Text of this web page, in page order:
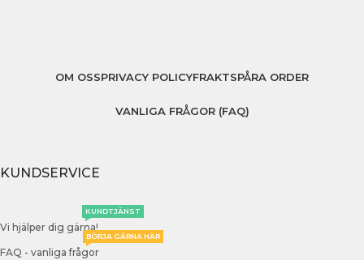
OM OSSPRIVACY POLICYFRAKTSPÅRA ORDER
VANLIGA FRÅGOR (FAQ)
KUNDSERVICE
Vi hjälper dig gärna!
KUNDTJÄNST
FAQ - vanliga frågor
BÖRJA GÄRNA HÄR